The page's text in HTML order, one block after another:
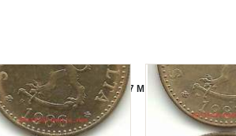
20 penniä 1987 M